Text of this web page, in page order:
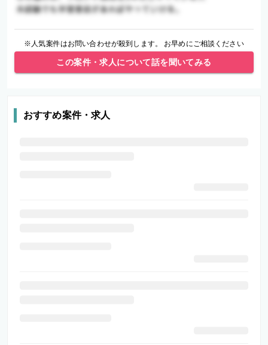
※人気案件はお問い合わせが殺到します。 お早めにご相談ください
この案件・求人について話を聞いてみる
おすすめ案件・求人